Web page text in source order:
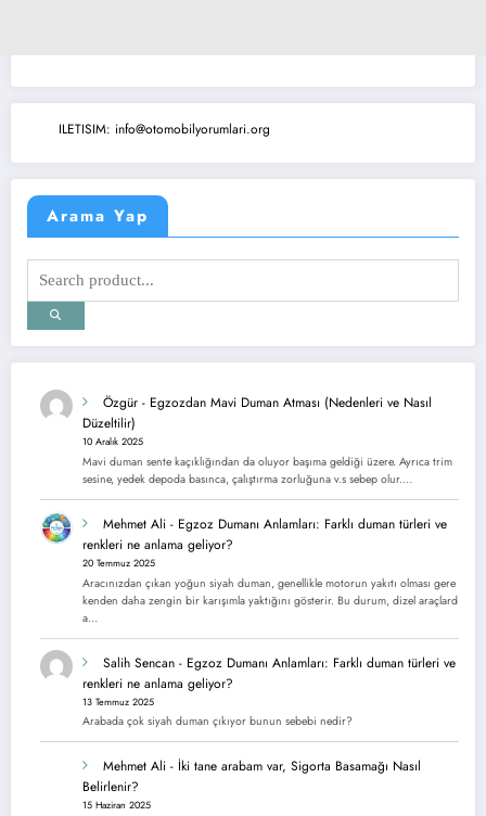
ILETISIM: info@otomobilyorumlari.org
Arama Yap
Özgür - Egzozdan Mavi Duman Atması (Nedenleri ve Nasıl
Düzeltilir)
10 Aralık 2025
Mavi duman sente kaçıklığından da oluyor başıma geldiği üzere. Ayrıca trim
sesine, yedek depoda basınca, çalıştırma zorluğuna v.s sebep olur.…
Mehmet Ali - Egzoz Dumanı Anlamları: Farklı duman türleri ve
renkleri ne anlama geliyor?
20 Temmuz 2025
Aracınızdan çıkan yoğun siyah duman, genellikle motorun yakıtı olması gere
kenden daha zengin bir karışımla yaktığını gösterir. Bu durum, dizel araçlard
a…
Salih Sencan - Egzoz Dumanı Anlamları: Farklı duman türleri ve
renkleri ne anlama geliyor?
13 Temmuz 2025
Arabada çok siyah duman çıkıyor bunun sebebi nedir?
Mehmet Ali - İki tane arabam var, Sigorta Basamağı Nasıl
Belirlenir?
15 Haziran 2025